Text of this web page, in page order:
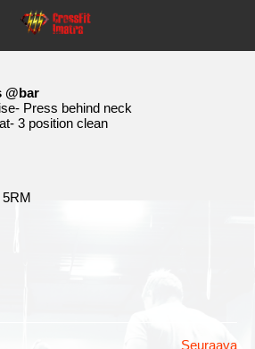
@bar
Press behind neck
3 position clean
5RM
Seuraava